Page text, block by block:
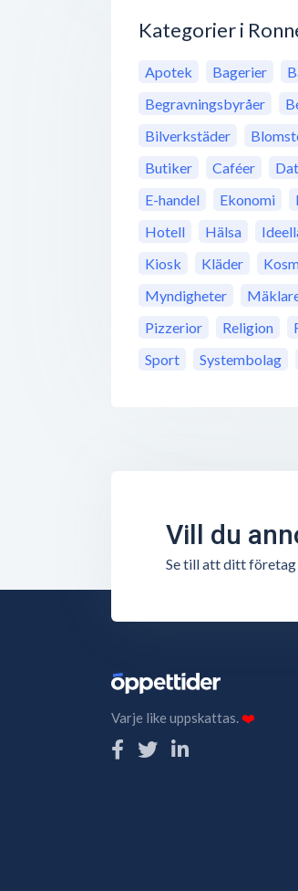
Kategorier i
Apotek Bagerier
Begravningsbyråer
Bilverkstäder
Butiker
Caféer
E-handel
Ekonomi
Hotell
Hälsa
Kiosk
Kläder
Myndigheter
Pizzerior
Religion
Sport
Systembolag
Vill du
Se till att ditt företag
Varje like uppskattas.❤️